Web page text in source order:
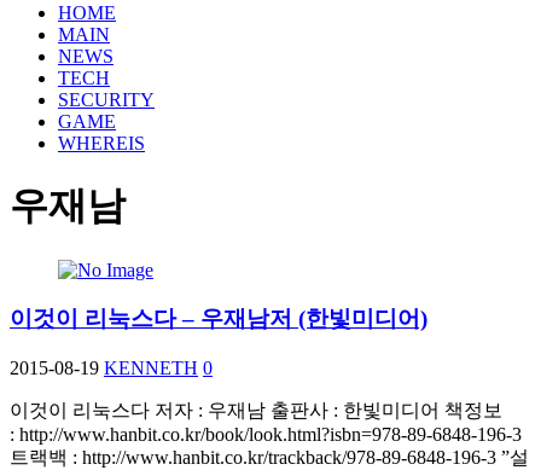
HOME
MAIN
NEWS
TECH
SECURITY
GAME
WHEREIS
우재남
이것이 리눅스다 – 우재남저 (한빛미디어)
2015-08-19 KENNETH 0
이것이 리눅스다 저자 : 우재남 출판사 : 한빛미디어 책정보
: http://www.hanbit.co.kr/book/look.html?isbn=978-89-6848-196-3
트랙백 : http://www.hanbit.co.kr/trackback/978-89-6848-196-3 ”설